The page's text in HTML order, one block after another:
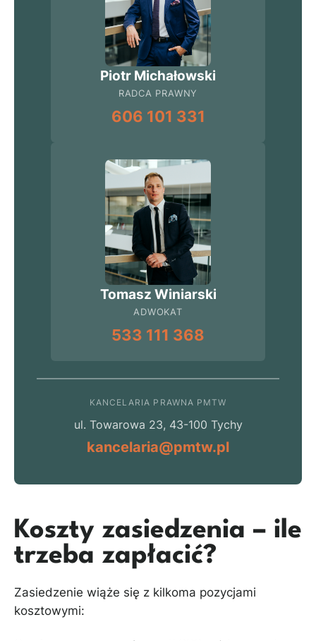
Piotr Michałowski
RADCA PRAWNY
606 101 331
Tomasz Winiarski
ADWOKAT
533 111 368
KANCELARIA PRAWNA PMTW
ul. Towarowa 23, 43-100 Tychy
kancelaria@pmtw.pl
Koszty zasiedzenia – ile
trzeba zapłacić?
Zasiedzenie wiąże się z kilkoma pozycjami
kosztowymi: